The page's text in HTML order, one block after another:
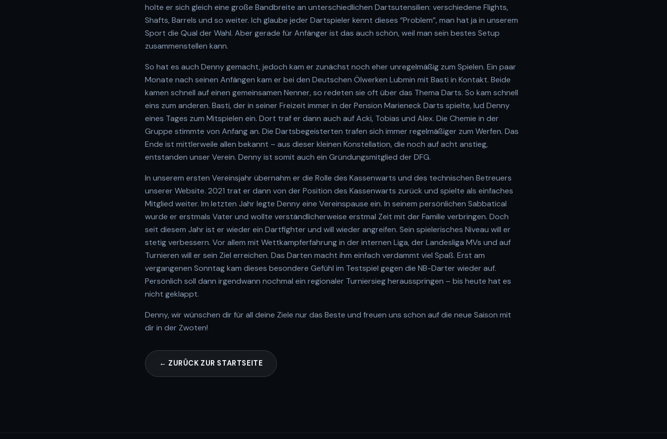
holte er sich gleich eine große Bandbreite an unterschiedlichen Dartsutensilien: verschiedene Flights,
Shafts, Barrels und so weiter. Ich glaube jeder Dartspieler kennt dieses “Problem”, man hat ja in unserem
Sport die Qual der Wahl. Aber gerade für Anfänger ist das auch schön, weil man sein bestes Setup
zusammenstellen kann.
So hat es auch Denny gemacht, jedoch kam er zunächst noch eher unregelmäßig zum Spielen. Ein paar
Monate nach seinen Anfängen kam er bei den Deutschen Ölwerken Lubmin mit Basti in Kontakt. Beide
kamen schnell auf einen gemeinsamen Nenner, so redeten sie oft über das Thema Darts. So kam schnell
eins zum anderen. Basti, der in seiner Freizeit immer in der Pension Marieneck Darts spielte, lud Denny
eines Tages zum Mitspielen ein. Dort traf er dann auch auf Acki, Tobias und Alex. Die Chemie in der
Gruppe stimmte von Anfang an. Die Dartsbegeisterten trafen sich immer regelmäßiger zum Werfen. Das
Ende ist mittlerweile allen bekannt – aus dieser kleinen Konstellation, die noch auf acht anstieg,
entstanden unser Verein. Denny ist somit auch ein Gründungsmitglied der DFG.
In unserem ersten Vereinsjahr übernahm er die Rolle des Kassenwarts und des technischen Betreuers
unserer Website. 2021 trat er dann von der Position des Kassenwarts zurück und spielte als einfaches
Mitglied weiter. Im letzten Jahr legte Denny eine Vereinspause ein. In seinem persönlichen Sabbatical
wurde er erstmals Vater und wollte verständlicherweise erstmal Zeit mit der Familie verbringen. Doch
seit diesem Jahr ist er wieder ein Dartfighter und will wieder angreifen. Sein spielerisches Niveau will er
stetig verbessern. Vor allem mit Wettkampferfahrung in der internen Liga, der Landesliga MVs und auf
Turnieren will er sein Ziel erreichen. Das Darten macht ihm einfach verdammt viel Spaß. Erst am
vergangenen Sonntag kam dieses besondere Gefühl im Testspiel gegen die NB-Darter wieder auf.
Persönlich soll dann irgendwann nochmal ein regionaler Turniersieg herausspringen – bis heute hat es
nicht geklappt.
Denny, wir wünschen dir für all deine Ziele nur das Beste und freuen uns schon auf die neue Saison mit
dir in der Zwoten!
← ZURÜCK ZUR STARTSEITE